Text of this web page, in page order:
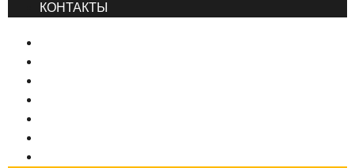
КОНТАКТЫ